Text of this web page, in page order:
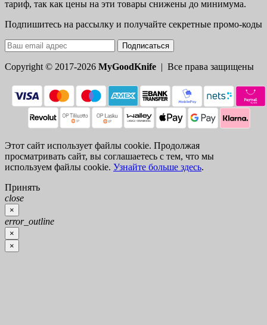
тариф, так как цены на эти товары снижены до минимума.
Подпишитесь на рассылку и получайте секретные промо-коды
Подписаться
Copyright © 2017-2026 MyGoodKnife | Все права защищены
Этот сайт использует файлы cookie. Продолжая
просматривать сайт, вы соглашаетесь с тем, что мы
используем файлы cookie. Узнайте больше здесь.
Принять
close
×
error_outline
×
×